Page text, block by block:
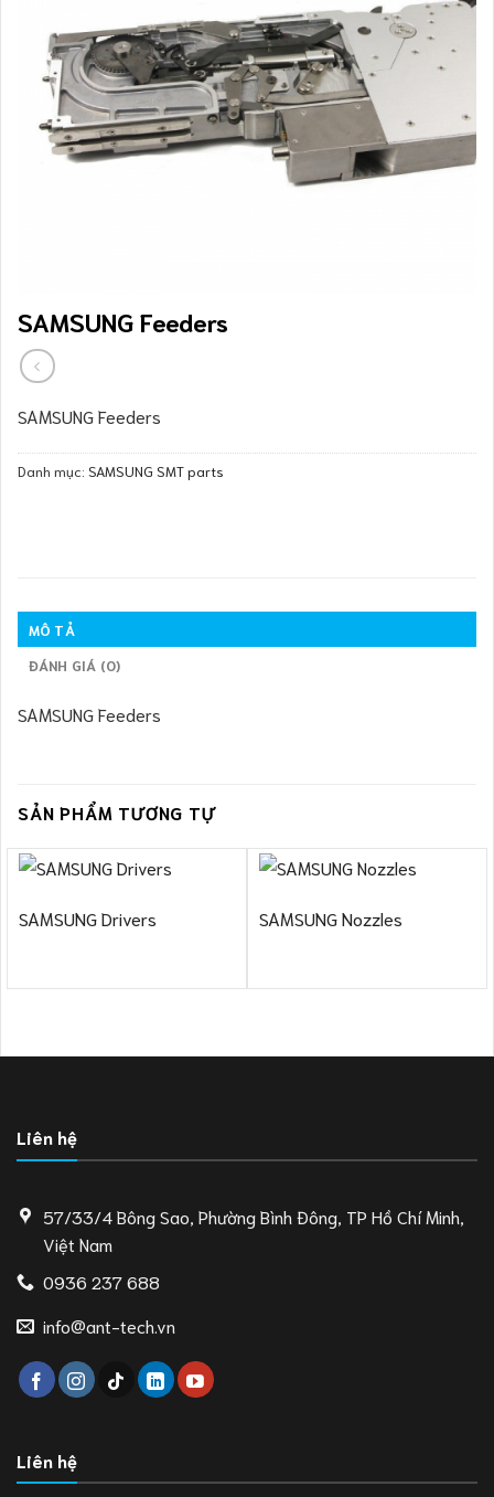
SAMSUNG Feeders
SAMSUNG Feeders
Danh mục: SAMSUNG SMT parts
MÔ TẢ
ĐÁNH GIÁ (0)
SAMSUNG Feeders
SẢN PHẨM TƯƠNG TỰ
SAMSUNG Drivers SAMSUNG Nozzles
Liên hệ
57/33/4 Bông Sao, Phường Bình Đông, TP Hồ Chí Minh,
Việt Nam
0936 237 688
info@ant-tech.vn
Liên hệ